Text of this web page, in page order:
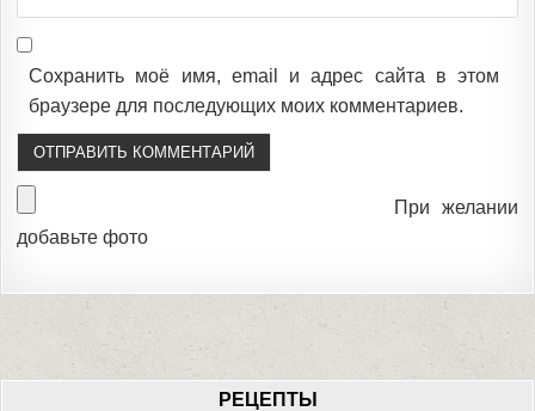
Сохранить моё имя, email и адрес сайта в этом
браузере для последующих моих комментариев.
При желании
добавьте фото
РЕЦЕПТЫ